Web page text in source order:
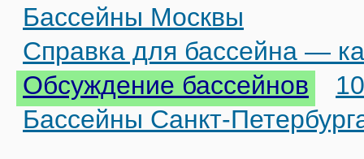
Бассейны Москвы
Справка для бассейна —
Обсуждение бассейнов
Бассейны Санкт-